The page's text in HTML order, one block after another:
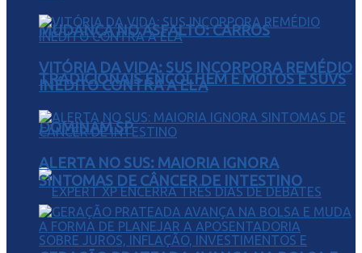
MUDANÇA NO ASFALTO: CARROS
TRADICIONAIS ENCOLHEM E MOTOS E SUVS
DOMINAM SP
VITÓRIA DA VIDA: SUS INCORPORA REMÉDIO
INÉDITO CONTRA A ELA
ALERTA NO SUS: MAIORIA IGNORA
SINTOMAS DE CÂNCER DE INTESTINO